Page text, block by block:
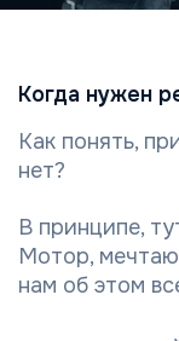
Когда нужен
Как понять,
нет?
В принципе,
Мотор,
нам об этом